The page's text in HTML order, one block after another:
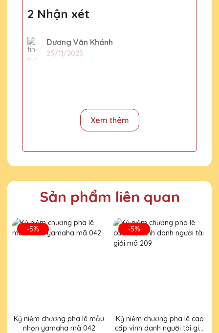
2 Nhận xét
Dương Văn Khánh
25/11/2025
25/11/2025
Tặng Pha Lê QTG. Chúng không chỉ đẹp
mà còn rất chất lượng!
Xem thêm
Sản phẩm liên quan
-5%
Kỷ niệm chương pha lê mẫu
nhọn yamaha mã 042
-5%
Kỷ niệm chương pha lê cao
cấp vinh danh người tài giỏi